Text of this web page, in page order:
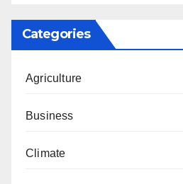
Categories
Agriculture
Business
Climate